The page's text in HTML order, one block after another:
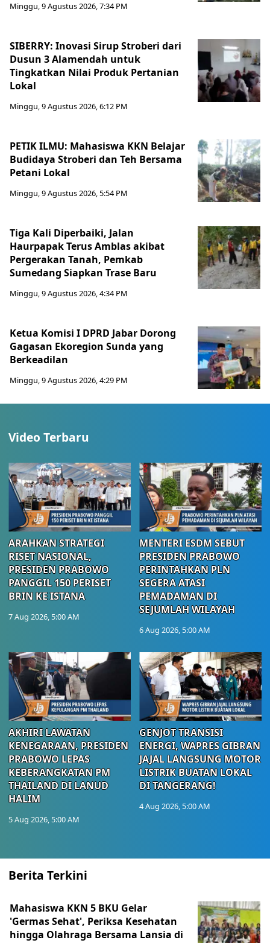
Minggu, 9 Agustus 2026, 7:34 PM
SIBERRY: Inovasi Sirup Stroberi dari
Dusun 3 Alamendah untuk
Tingkatkan Nilai Produk Pertanian
Lokal
Minggu, 9 Agustus 2026, 6:12 PM
PETIK ILMU: Mahasiswa KKN Belajar
Budidaya Stroberi dan Teh Bersama
Petani Lokal
Minggu, 9 Agustus 2026, 5:54 PM
Tiga Kali Diperbaiki, Jalan
Haurpapak Terus Amblas akibat
Pergerakan Tanah, Pemkab
Sumedang Siapkan Trase Baru
Minggu, 9 Agustus 2026, 4:34 PM
Ketua Komisi I DPRD Jabar Dorong
Gagasan Ekoregion Sunda yang
Berkeadilan
Minggu, 9 Agustus 2026, 4:29 PM
Video Terbaru
ARAHKAN STRATEGI
RISET NASIONAL,
PRESIDEN PRABOWO
PANGGIL 150 PERISET
BRIN KE ISTANA
7 Aug 2026, 5:00 AM
MENTERI ESDM SEBUT
PRESIDEN PRABOWO
PERINTAHKAN PLN
SEGERA ATASI
PEMADAMAN DI
SEJUMLAH WILAYAH
6 Aug 2026, 5:00 AM
AKHIRI LAWATAN
KENEGARAAN, PRESIDEN
PRABOWO LEPAS
KEBERANGKATAN PM
THAILAND DI LANUD
HALIM
5 Aug 2026, 5:00 AM
GENJOT TRANSISI
ENERGI, WAPRES GIBRAN
JAJAL LANGSUNG MOTOR
LISTRIK BUATAN LOKAL
DI TANGERANG!
4 Aug 2026, 5:00 AM
Berita Terkini
Mahasiswa KKN 5 BKU Gelar
'Germas Sehat', Periksa Kesehatan
hingga Olahraga Bersama Lansia di